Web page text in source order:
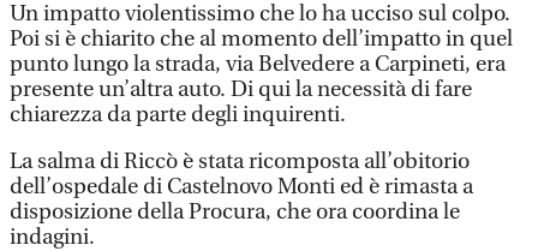
Un impatto violentissimo che lo ha ucciso sul colpo.
Poi si è chiarito che al momento dell’impatto in quel
punto lungo la strada, via Belvedere a Carpineti, era
presente un’altra auto. Di qui la necessità di fare
chiarezza da parte degli inquirenti.
La salma di Riccò è stata ricomposta all’obitorio
dell’ospedale di Castelnovo Monti ed è rimasta a
disposizione della Procura, che ora coordina le
indagini.